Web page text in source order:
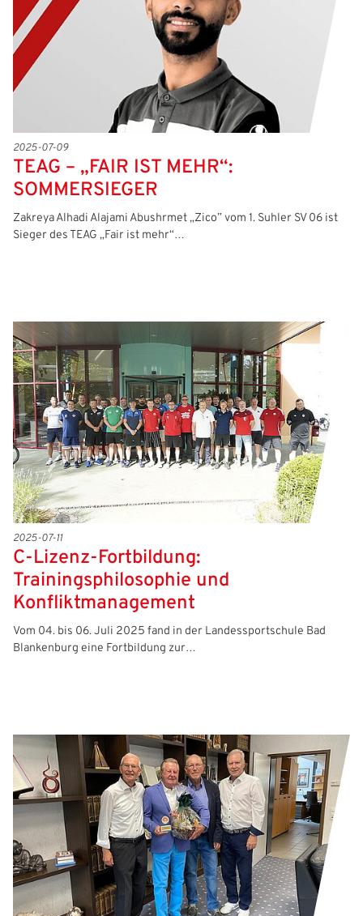
2025-07-09
TEAG – „FAIR IST MEHR“:
SOMMERSIEGER
Zakreya Alhadi Alajami Abushrmet „Zico” vom 1. Suhler SV 06 ist
Sieger des TEAG „Fair ist mehr“…
2025-07-11
C-Lizenz-Fortbildung:
Trainingsphilosophie und
Konfliktmanagement
Vom 04. bis 06. Juli 2025 fand in der Landessportschule Bad
Blankenburg eine Fortbildung zur…
Passwort: